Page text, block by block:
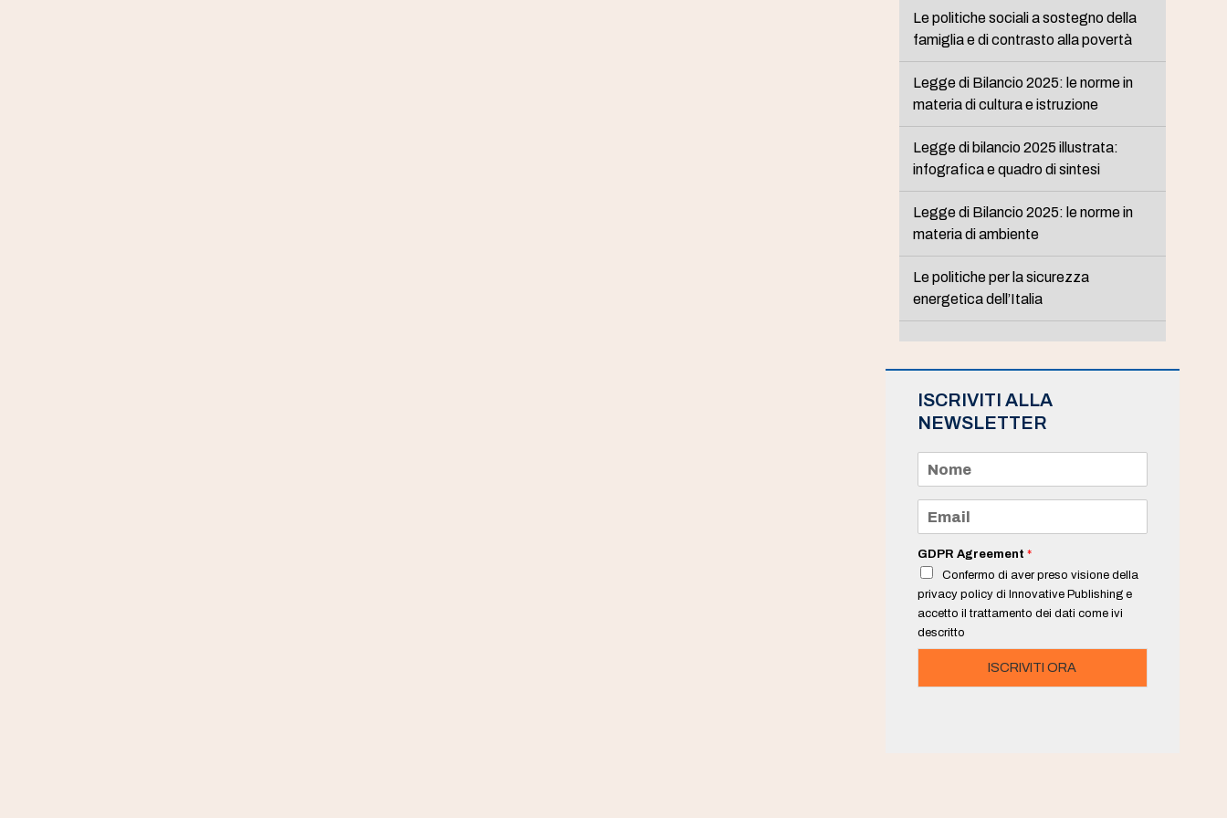
Le politiche sociali a sostegno della
famiglia e di contrasto alla povertà
Legge di Bilancio 2025: le norme in
materia di cultura e istruzione
Legge di bilancio 2025 illustrata:
infografica e quadro di sintesi
Legge di Bilancio 2025: le norme in
materia di ambiente
Le politiche per la sicurezza
energetica dell’Italia
ISCRIVITI ALLA
NEWSLETTER
m
e
a
i
*
GDPR Agreement *
Confermo di aver preso visione della
privacy policy di Innovative Publishing e
accetto il trattamento dei dati come ivi
descritto
ISCRIVITI ORA